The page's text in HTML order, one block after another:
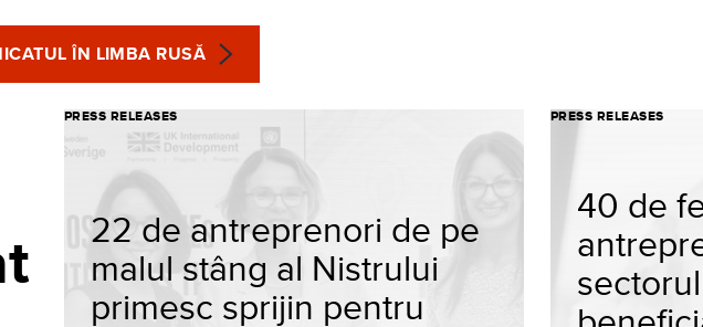
ÎN LIMBA RUSĂ
PRESS RELEASES
22 de antreprenori de pe
malul stâng al Nistrului
primesc sprijin pentru
PRESS RELEASES
40 de